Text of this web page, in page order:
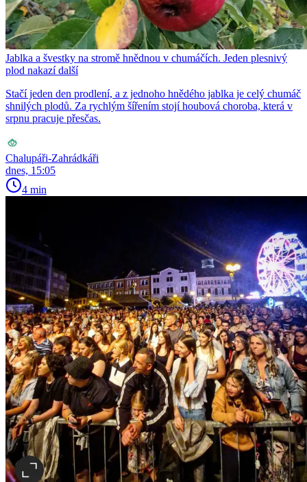
Jablka a švestky na stromě hnědnou v chumáčích. Jeden plesnivý
plod nakazí další
Stačí jeden den prodlení, a z jednoho hnědého jablka je celý chumáč
shnilých plodů. Za rychlým šířením stojí houbová choroba, která v
srpnu pracuje přesčas.
Chalupáři-Zahrádkáři
dnes, 15:05
4 min